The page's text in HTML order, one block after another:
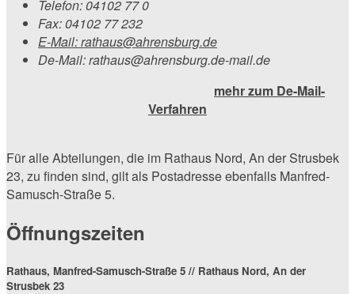
Telefon: 04102 77 0
Fax: 04102 77 232
E-Mail:rathaus@ahrensburg.de
De-Mail: rathaus@ahrensburg.de-mail.de
mehr zum De-Mail-
Verfahren
Für alle Abteilungen, die im Rathaus Nord, An der Strusbek
23, zu finden sind, gilt als Postadresse ebenfalls Manfred-
Samusch-Straße 5.
Öffnungszeiten
Rathaus, Manfred-Samusch-Straße 5 // Rathaus Nord, An der
Strusbek 23